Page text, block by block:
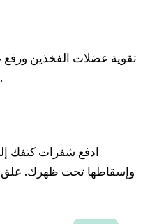
تقوية عضلات الفخذين
الأرض وارفع العانة باتجاه السرة.
ادفع شفرات كتفك
وإسقاطها تحت ظهرك. علق